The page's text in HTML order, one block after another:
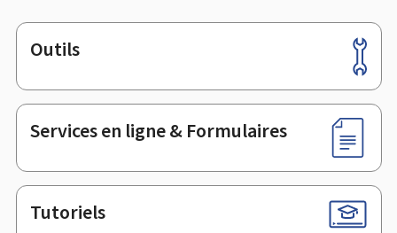
Pied
de
page
Outils
Services en ligne & Formulaires
Tutoriels